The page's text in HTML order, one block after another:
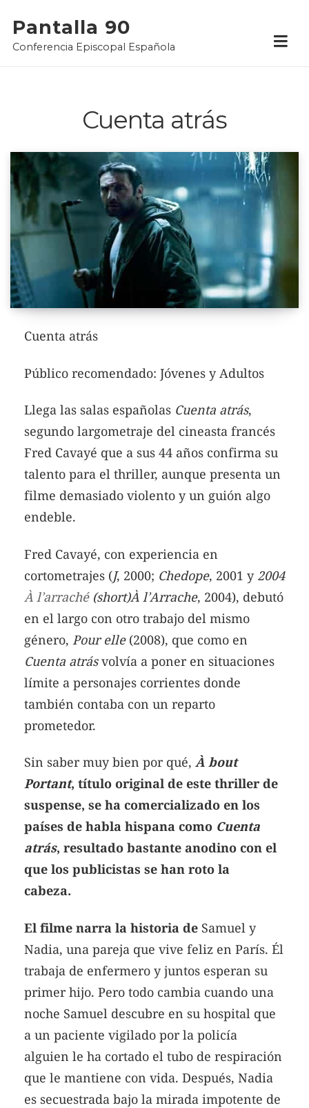
content
Pantalla 90
Conferencia Episcopal Española
Cuenta atrás
Cuenta atrás
Público recomendado: Jóvenes y Adultos
Llega las salas españolas Cuenta atrás,
segundo largometraje del cineasta francés
Fred Cavayé que a sus 44 años confirma su
talento para el thriller, aunque presenta un
filme demasiado violento y un guión algo
endeble.
Fred Cavayé, con experiencia en
cortometrajes (J, 2000; Chedope, 2001 y 2004
À l’arraché(short)À l’Arrache, 2004), debutó
en el largo con otro trabajo del mismo
género, Pour elle(2008), que como en
Cuenta atrásvolvía a poner en situaciones
límite a personajes corrientes donde
también contaba con un reparto
prometedor.
Sin saber muy bien por qué, À bout
Portant, título original de este thriller de
suspense, se ha comercializado en los
países de habla hispana como Cuenta
atrás, resultado bastante anodino con el
que los publicistas se han roto la
cabeza.
El filme narra la historia de Samuel y
Nadia, una pareja que vive feliz en París. Él
trabaja de enfermero y juntos esperan su
primer hijo. Pero todo cambia cuando una
noche Samuel descubre en su hospital que
a un paciente vigilado por la policía
alguien le ha cortado el tubo de respiración
que le mantiene con vida. Después, Nadia
es secuestrada bajo la mirada impotente de